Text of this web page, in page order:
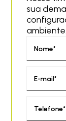
sua
ambiente.
Nome*
E-mail*
Telefone*